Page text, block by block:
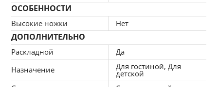
За дополнительную плату, вы сможете воспользоваться
следующими функциями:
Установка независимого пружинного блока
ОСОБЕННОСТИ
Высокие ножки Нет
ДОПОЛНИТЕЛЬНО
Раскладной
Да
Назначение
Для гостиной, Для
детской